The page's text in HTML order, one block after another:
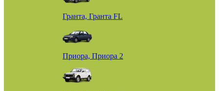
Гранта, Гранта FL
Приора, Приора 2